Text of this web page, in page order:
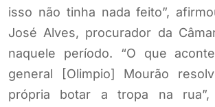
isso não tinha nada feito”,
José Alves, procurador da
naquele período. “O que
general [Olimpio] Mourão
própria botar a tropa na rua”,